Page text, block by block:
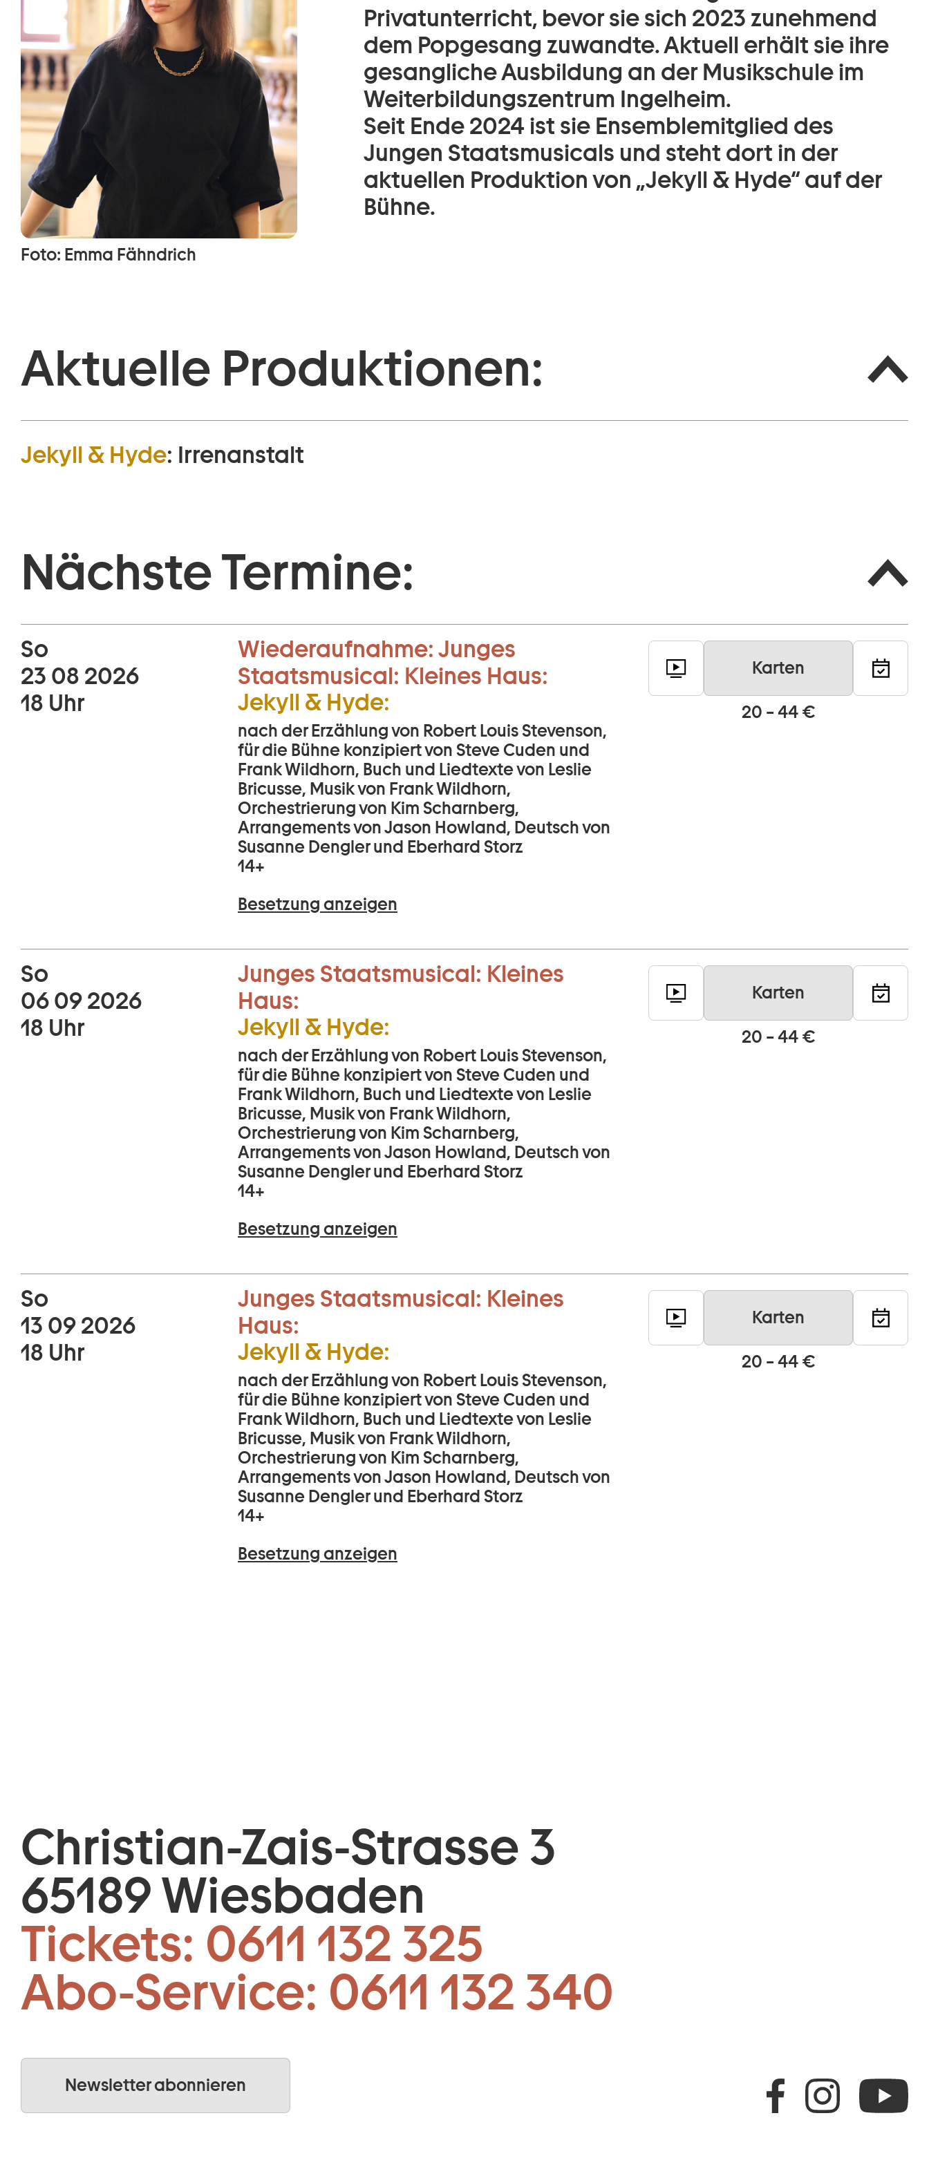
Foto: Emma Fähndrich
Privatunterricht, bevor sie sich 2023 zunehmend
dem Popgesang zuwandte. Aktuell erhält sie ihre
gesangliche Ausbildung an der Musikschule im
Weiterbildungszentrum Ingelheim.
Seit Ende 2024 ist sie Ensemblemitglied des
Jungen Staatsmusicals und steht dort in der
aktuellen Produktion von „Jekyll & Hyde“ auf der
Bühne.
Aktuelle Produktionen:
Jekyll & Hyde: Irrenanstalt
Nächste Termine:
So
23 08 2026
18 Uhr
Wiederaufnahme: Junges
Staatsmusical: Kleines Haus:
Jekyll & Hyde:
nach der Erzählung von Robert Louis Stevenson,
für die Bühne konzipiert von Steve Cuden und
Frank Wildhorn, Buch und Liedtexte von Leslie
Bricusse, Musik von Frank Wildhorn,
Orchestrierung von Kim Scharnberg,
Arrangements von Jason Howland, Deutsch von
Susanne Dengler und Eberhard Storz
14+
Besetzung anzeigen
Karten
20 – 44 €
So
06 09 2026
18 Uhr
Junges Staatsmusical: Kleines
Haus:
Jekyll & Hyde:
nach der Erzählung von Robert Louis Stevenson,
für die Bühne konzipiert von Steve Cuden und
Frank Wildhorn, Buch und Liedtexte von Leslie
Bricusse, Musik von Frank Wildhorn,
Orchestrierung von Kim Scharnberg,
Arrangements von Jason Howland, Deutsch von
Susanne Dengler und Eberhard Storz
14+
Besetzung anzeigen
Karten
20 – 44 €
So
13 09 2026
18 Uhr
Junges Staatsmusical: Kleines
Haus:
Jekyll & Hyde:
nach der Erzählung von Robert Louis Stevenson,
für die Bühne konzipiert von Steve Cuden und
Frank Wildhorn, Buch und Liedtexte von Leslie
Bricusse, Musik von Frank Wildhorn,
Orchestrierung von Kim Scharnberg,
Arrangements von Jason Howland, Deutsch von
Susanne Dengler und Eberhard Storz
14+
Besetzung anzeigen
Karten
20 – 44 €
Christian-Zais-Strasse 3
65189 Wiesbaden
Tickets: 0611 132 325
Abo-Service: 0611 132 340
Newsletter abonnieren